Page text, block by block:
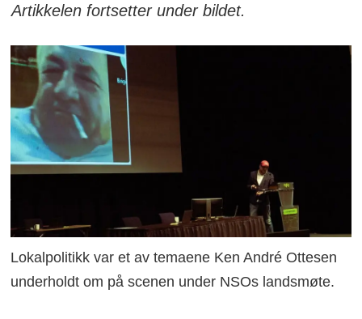
Artikkelen fortsetter under bildet.
Lokalpolitikk var et av temaene Ken André Ottesen
underholdt om på scenen under NSOs landsmøte.